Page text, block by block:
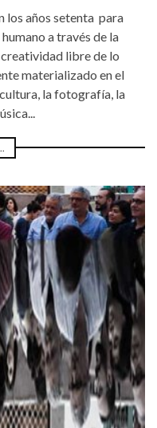
los años setenta para
a través de la
libre de lo
materializado en el
la fotografía, la